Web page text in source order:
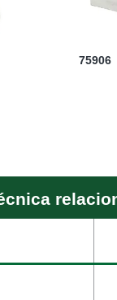
75906